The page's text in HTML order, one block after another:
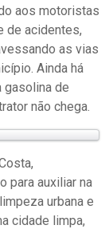
aos motoristas
de acidentes,
as vias
Ainda há
de
não chega.
para auxiliar na
urbana e
cidade limpa,